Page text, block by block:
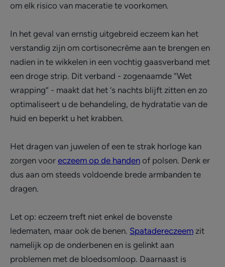
om elk risico van maceratie te voorkomen.
In het geval van ernstig uitgebreid eczeem kan het
verstandig zijn om cortisonecrème aan te brengen en
nadien in te wikkelen in een vochtig gaasverband met
een droge strip. Dit verband - zogenaamde “Wet
wrapping” - maakt dat het ‘s nachts blijft zitten en zo
optimaliseert u de behandeling, de hydratatie van de
huid en beperkt u het krabben.
Het dragen van juwelen of een te strak horloge kan
zorgen voor eczeem op de handen of polsen. Denk er
dus aan om steeds voldoende brede armbanden te
dragen.
Let op: eczeem treft niet enkel de bovenste
ledematen, maar ook de benen. Spatadereczeem zit
namelijk op de onderbenen en is gelinkt aan
problemen met de bloedsomloop. Daarnaast is